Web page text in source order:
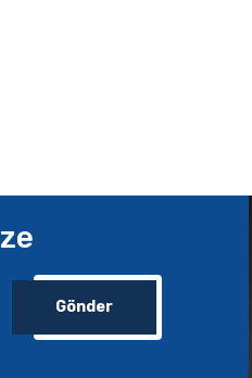
Gönder